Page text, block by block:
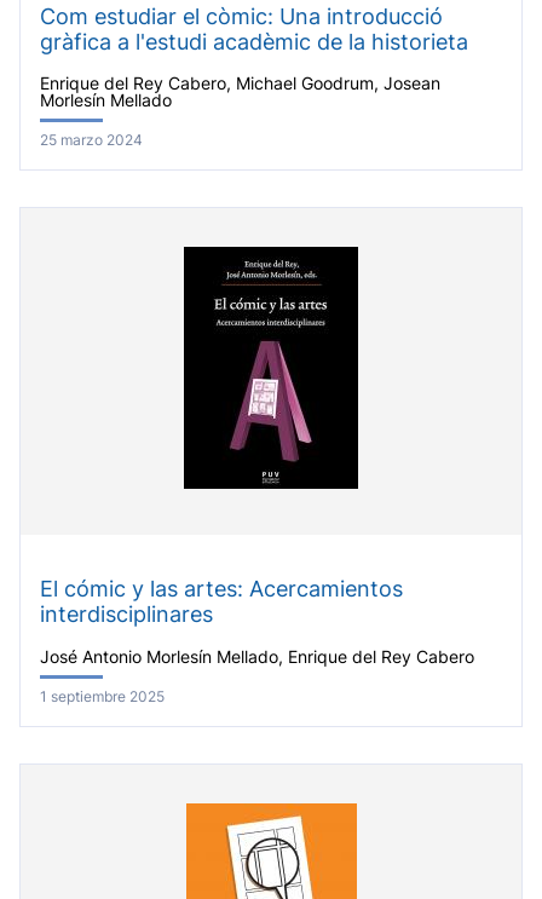
Com estudiar el còmic: Una introducció
gràfica a l'estudi acadèmic de la historieta
Enrique del Rey Cabero, Michael Goodrum, Josean
Morlesín Mellado
25 marzo 2024
El cómic y las artes: Acercamientos
interdisciplinares
José Antonio Morlesín Mellado, Enrique del Rey Cabero
1 septiembre 2025